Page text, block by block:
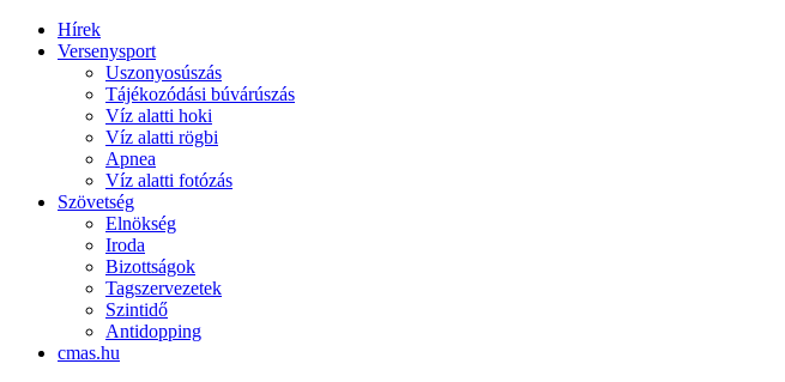
Hírek
Versenysport
Uszonyosúszás
Tájékozódási búvárúszás
Víz alatti hoki
Víz alatti rögbi
Apnea
Víz alatti fotózás
Szövetség
Elnökség
Iroda
Bizottságok
Tagszervezetek
Szintidő
Antidopping
cmas.hu